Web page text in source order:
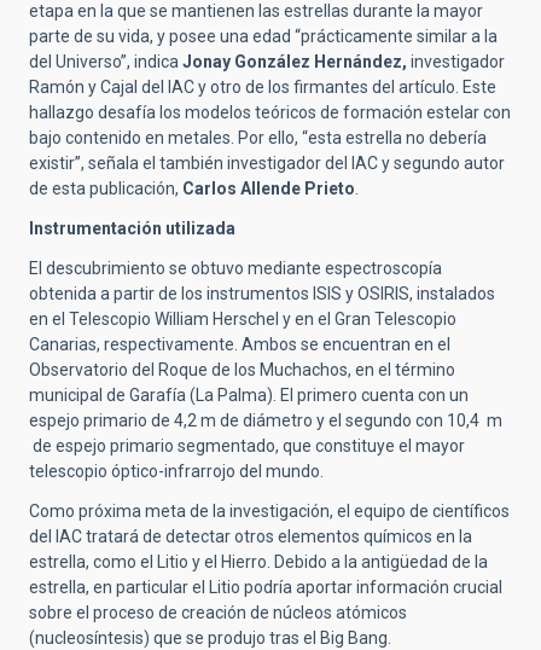
etapa en la que se mantienen las estrellas durante la mayor
parte de su vida, y posee una edad “prácticamente similar a la
del Universo”, indica Jonay González Hernández, investigador
Ramón y Cajal del IAC y otro de los firmantes del artículo. Este
hallazgo desafía los modelos teóricos de formación estelar con
bajo contenido en metales. Por ello, “esta estrella no debería
existir”, señala el también investigador del IAC y segundo autor
de esta publicación, Carlos Allende Prieto
Instrumentación utilizada
El descubrimiento se obtuvo mediante espectroscopía
obtenida a partir de los instrumentos ISIS y OSIRIS, instalados
en el Telescopio William Herschel y en el Gran Telescopio
Canarias, respectivamente. Ambos se encuentran en el
Observatorio del Roque de los Muchachos, en el término
municipal de Garafía (La Palma). El primero cuenta con un
espejo primario de 4,2 m de diámetro y el segundo con 10,4 m
de espejo primario segmentado, que constituye el mayor
telescopio óptico-infrarrojo del mundo.
Como próxima meta de la investigación, el equipo de científicos
del IAC tratará de detectar otros elementos químicos en la
estrella, como el Litio y el Hierro. Debido a la antigüedad de la
estrella, en particular el Litio podría aportar información crucial
sobre el proceso de creación de núcleos atómicos
(nucleosíntesis) que se produjo tras el Big Bang.